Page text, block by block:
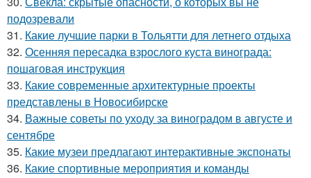
подозревали
31. Какие лучшие парки в Тольятти для летнего отдыха
32. Осенняя пересадка взрослого куста винограда:
пошаговая инструкция
33. Какие современные архитектурные проекты
представлены в Новосибирске
34. Важные советы по уходу за виноградом в августе и
сентябре
35. Какие музеи предлагают интерактивные экспонаты
36. Какие спортивные мероприятия и команды